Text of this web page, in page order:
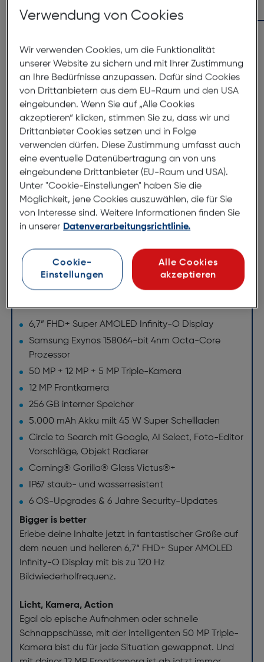
In den Warenkorb
Produktbeschreibung
Samsung Galaxy A56 5G 256GB
Graphite
ArtNr.: 180009120
Lass dich von den neuesten AI Features wie Circle to
Search mit Google, AI Select oder Foto-Editor
6,7” FHD+ Super AMOLED Infinity-O Display
Samsung Exynos 158064-bit 4nm Octa-Core
Prozessor
50 MP + 12 MP + 5 MP Triple-Kamera
12 MP Frontkamera
256 GB interner Speicher
5.000 mAh Akku milt 45 W Super Schellladen
Circle to Search mit Google, AI Select, Foto-Editor
Vorschläge, Objekt Radierer
Corning® Gorilla® Glass Victus®+
IP67 staub- und wasserresistent
6 OS-Upgrades & 6 Jahre Security-Updates
Bigger is better
Erlebe deine Inhalte jetzt in fantastischer Größe auf
dem neuen und helleren 6,7“ FHD+ Super AMOLED
Infinity-O Display mit bis zu 120 Hz
Bildwiederholfrequenz.
Licht, Kamera, Action
Egal ob epische Aufnahmen oder schnelle
Schnappschüsse, mit der intelligenten 50 MP Triple-
Kamera bist du für jede Situation gewappnet. Und
Verwendung von Cookies
Wir verwenden Cookies, um die Funktionalität
unserer Website zu sichern und mit Ihrer Zustimmung
an Ihre Bedürfnisse anzupassen. Dafür sind Cookies
von Drittanbietern aus dem EU-Raum und den USA
eingebunden. Wenn Sie auf „Alle Cookies
akzeptieren“ klicken, stimmen Sie zu, dass wir und
Drittanbieter Cookies setzen und in Folge
verwenden dürfen. Diese Zustimmung umfasst auch
eine eventuelle Datenübertragung an von uns
eingebundene Drittanbieter (EU-Raum und USA).
Unter "Cookie-Einstellungen" haben Sie die
Möglichkeit, jene Cookies auszuwählen, die für Sie
von Interesse sind. Weitere Informationen finden Sie
in unserer Datenverarbeitungsrichtlinie.
Cookie-
Einstellungen
Alle Cookies
akzeptieren